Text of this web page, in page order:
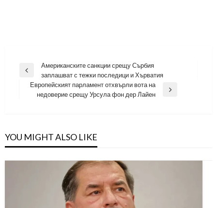
Навигация
Previous
Post
Американските санкции срещу Сърбия
заплашват с тежки последици и Хърватия
Next
Европейският парламент отхвърли вота на
недоверие срещу Урсула фон дер Лайен
YOU MIGHT ALSO LIKE